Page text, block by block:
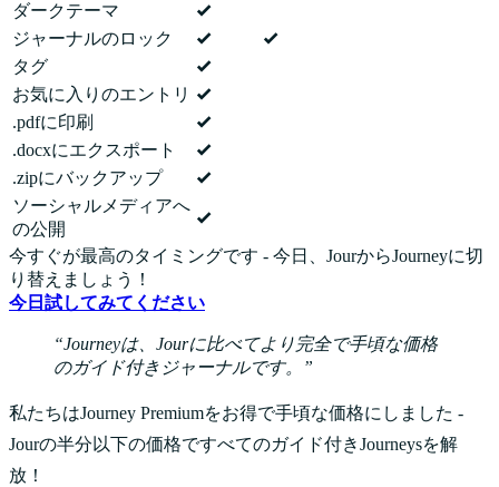
ダークテーマ
ジャーナルのロック
タグ
お気に入りのエントリ
.pdfに印刷
.docxにエクスポート
.zipにバックアップ
ソーシャルメディアへ
の公開
今すぐが最高のタイミングです - 今日、JourからJourneyに切
り替えましょう！
今日試してみてください
Journeyは、Jourに比べてより完全で手頃な価格
のガイド付きジャーナルです。
私たちはJourney Premiumをお得で手頃な価格にしました -
Jourの半分以下の価格ですべてのガイド付きJourneysを解
放！